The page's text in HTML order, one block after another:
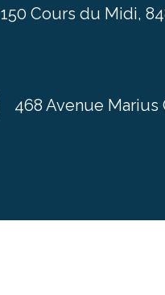
150 Cours du Midi,
468 Avenue